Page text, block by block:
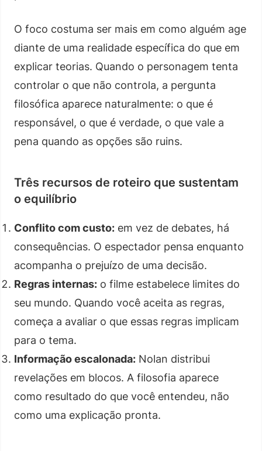
O foco costuma ser mais em como alguém age
diante de uma realidade específica do que em
explicar teorias. Quando o personagem tenta
controlar o que não controla, a pergunta
filosófica aparece naturalmente: o que é
responsável, o que é verdade, o que vale a
pena quando as opções são ruins.
Três recursos de roteiro que sustentam
o equilíbrio
Conflito com custo: em vez de debates, há
consequências. O espectador pensa enquanto
acompanha o prejuízo de uma decisão.
Regras internas: o filme estabelece limites do
seu mundo. Quando você aceita as regras,
começa a avaliar o que essas regras implicam
para o tema.
Informação escalonada: Nolan distribui
revelações em blocos. A filosofia aparece
como resultado do que você entendeu, não
como uma explicação pronta.